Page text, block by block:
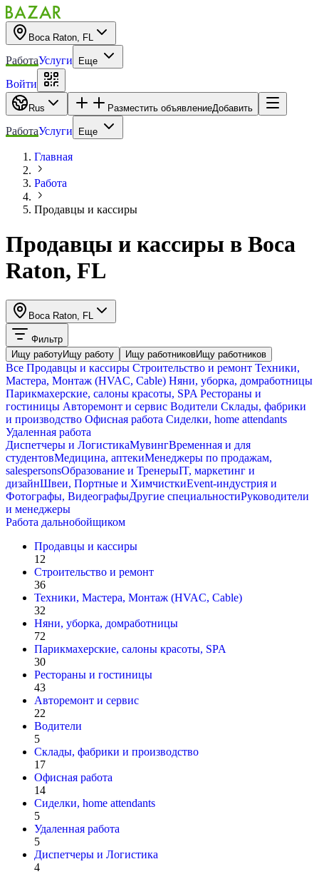
Boca Raton, FL
РаботаУслуги Еще
Войти
Rus Разместить объявлениеДобавить
РаботаУслуги Еще
Главная
Работа
Продавцы и кассиры
Продавцы и кассиры в Boca
Raton, FL
Boca Raton, FL
Фильтр
Ищу работуИщу работу Ищу работниковИщу работников
Все Продавцы и кассиры Строительство и ремонт Техники,
Мастера, Монтаж (HVAC, Cable) Няни, уборка, домработницы
Парикмахерские, салоны красоты, SPA Рестораны и
гостиницы Авторемонт и cервис Водители Склады, фабрики
и производство Офисная работа Сиделки, home attendants
Удаленная работа
Диспетчеры и ЛогистикаМувингВременная и для
студентовМедицина, аптекиМенеджеры по продажам,
salespersonsОбразование и ТренерыIT, маркетинг и
дизайнШвеи, Портные и ХимчисткиEvent-индустрия и
Фотографы, ВидеографыДругие специальностиРуководители
и менеджеры
Работа дальнобойщиком
Продавцы и кассиры
12
Строительство и ремонт
36
Техники, Мастера, Монтаж (HVAC, Cable)
32
Няни, уборка, домработницы
72
Парикмахерские, салоны красоты, SPA
30
Рестораны и гостиницы
43
Авторемонт и cервис
22
Водители
5
Склады, фабрики и производство
17
Офисная работа
14
Сиделки, home attendants
5
Удаленная работа
5
Диспетчеры и Логистика
4